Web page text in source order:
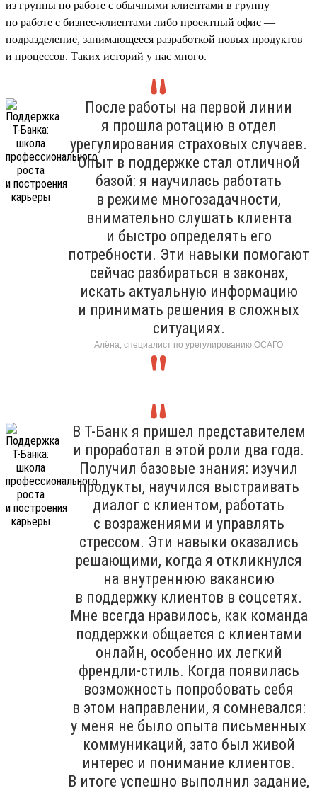
из группы по работе с обычными клиентами в группу
по работе с бизнес-клиентами либо проектный офис —
подразделение, занимающееся разработкой новых продуктов
и процессов. Таких историй у нас много.
После работы на первой линии
я прошла ротацию в отдел
урегулирования страховых случаев.
Опыт в поддержке стал отличной
базой: я научилась работать
в режиме многозадачности,
внимательно слушать клиента
и быстро определять его
потребности. Эти навыки помогают
сейчас разбираться в законах,
искать актуальную информацию
и принимать решения в сложных
ситуациях.
Алёна, специалист по урегулированию ОСАГО
В Т-Банк я пришел представителем
и проработал в этой роли два года.
Получил базовые знания: изучил
продукты, научился выстраивать
диалог с клиентом, работать
с возражениями и управлять
стрессом. Эти навыки оказались
решающими, когда я откликнулся
на внутреннюю вакансию
в поддержку клиентов в соцсетях.
Мне всегда нравилось, как команда
поддержки общается с клиентами
онлайн, особенно их легкий
френдли-стиль. Когда появилась
возможность попробовать себя
в этом направлении, я сомневался:
у меня не было опыта письменных
коммуникаций, зато был живой
интерес и понимание клиентов.
В итоге успешно выполнил задание,